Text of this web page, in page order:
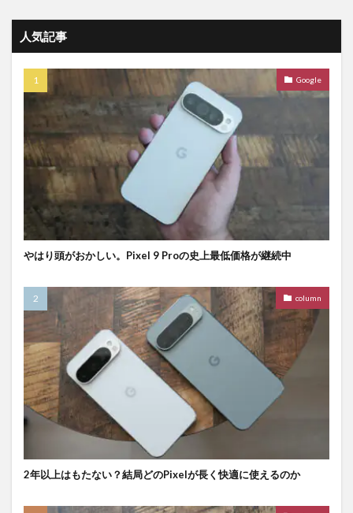
人気記事
Google
やはり頭がおかしい。Pixel 9 Proの史上最低価格が継続中
column
2年以上はもたない？結局どのPixelが長く快適に使えるのか